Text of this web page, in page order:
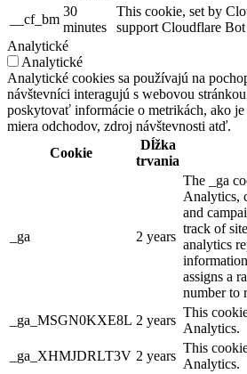
__cf_bm
30
minutes
This cookie, set by
support Cloudflare
Analytické
Analytické
Analytické cookies sa používajú na
návštevníci interagujú s webovou
poskytovať informácie o metrikách, ako
miera odchodov, zdroj návštevnosti atď.
Cookie
Dĺžka
trvania
_ga 2 years
The _ga
Analytics,
and
track of
analytics
assigns a
number to
_ga_MSGN0KXE8L 2 years
This
Analytics.
_ga_XHMJDRLT3V 2 years
This
Analytics.